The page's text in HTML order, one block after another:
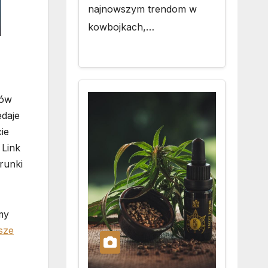
najnowszym trendom w
kowbojkach,…